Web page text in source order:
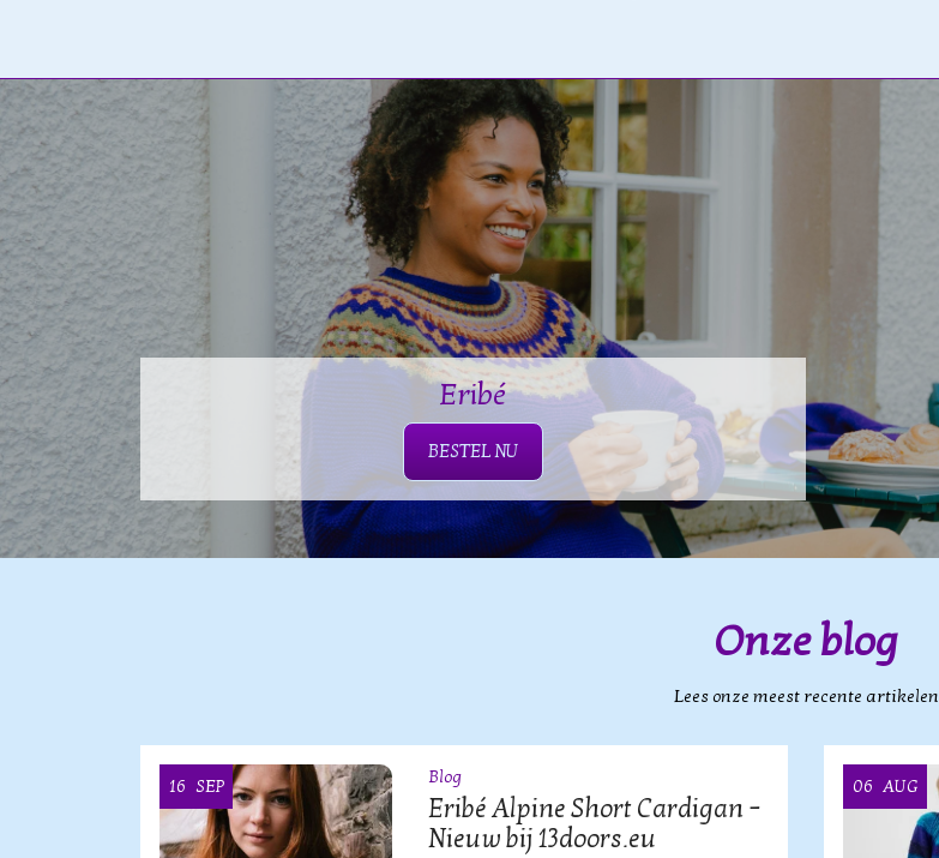
Eribé
BESTEL NU
Onze blog
Lees onze meest recente artikelen
16 SEP Blog
Eribé Alpine Short Cardigan –
Nieuw bij 13doors.eu
06 AUG